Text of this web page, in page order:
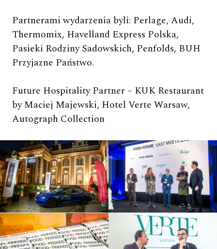
Partnerami wydarzenia byli: Perlage, Audi,
Thermomix, Havelland Express Polska,
Pasieki Rodziny Sadowskich, Penfolds, BUH
Przyjazne Państwo.
Future Hospitality Partner – KUK Restaurant
by Maciej Majewski, Hotel Verte Warsaw,
Autograph Collection